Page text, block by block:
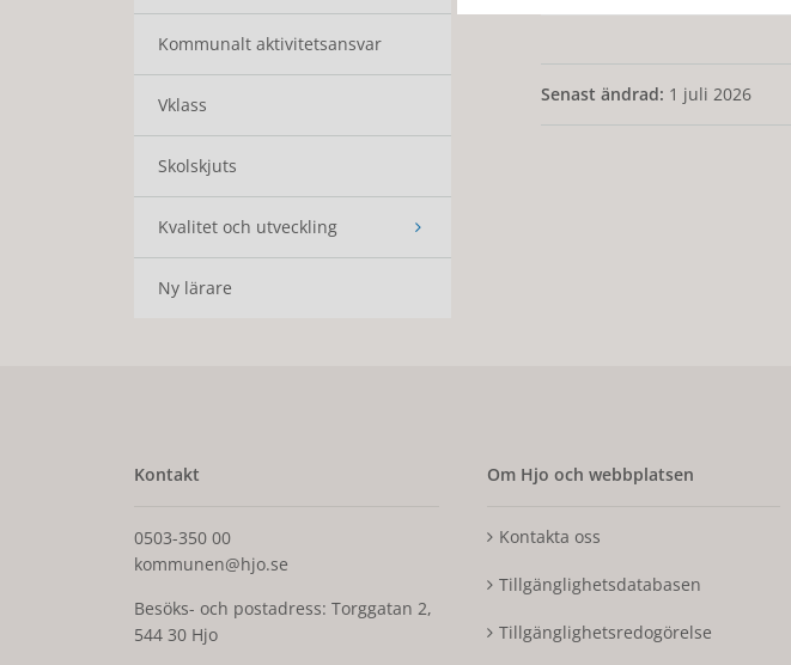
Kommunalt aktivitetsansvar
Vklass
Skolskjuts
Kvalitet och utveckling
Ny lärare
Senast ändrad: 1 juli 2026
Kontakt
0503-350 00
kommunen@hjo.se
Besöks- och postadress: Torggatan 2,
544 30 Hjo
Om Hjo och webbplatsen
Kontakta oss
Tillgänglighetsdatabasen
Tillgänglighetsredogörelse